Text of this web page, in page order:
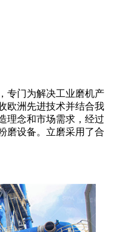
专门为解决工业磨机产
欧洲先进技术并结合我
理念和市场需求，经过
磨设备。立磨采用了合